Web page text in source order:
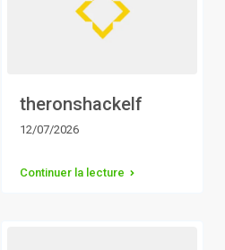
theronshackelf
12/07/2026
Continuer la lecture